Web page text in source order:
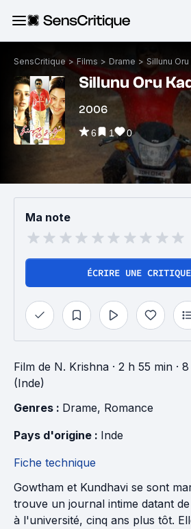
SensCritique > Films > Drame > Sillunu Oru
Sillunu Oru
2006
6 1 0
Ma note
ÉCRIRE UNE CRITIQUE
Film de N. Krishna · 2 h 55 min ·
(Inde)
Genres : Drame, Romance
Pays d'origine : Inde
Fiche technique
Gowtham et Kundhavi se sont
trouve un journal intime datant
à l'université, cinq ans plus tôt.